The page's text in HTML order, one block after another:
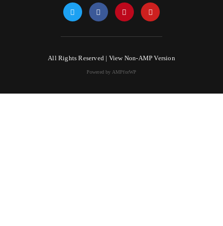
All Rights Reserved | View Non-AMP Version
Powered by AMPforWP